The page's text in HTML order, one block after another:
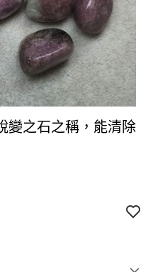
變之石之稱，能清除